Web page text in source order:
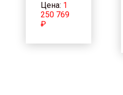
Цена: 1
250 769
₽